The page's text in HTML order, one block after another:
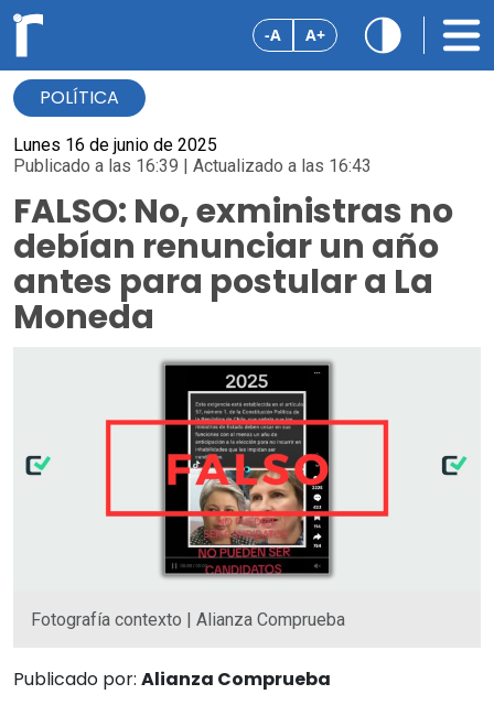
-A A+
POLÍTICA
Lunes 16 de junio de 2025
Publicado a las 16:39 | Actualizado a las 16:43
FALSO: No, exministras no
debían renunciar un año
antes para postular a La
Moneda
Fotografía contexto | Alianza Comprueba
Publicado por: Alianza Comprueba